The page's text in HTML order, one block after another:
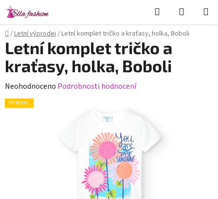
Přejít
na
obsah
Hledat
KOŠÍK
Domů
/Letní výprodej /Letní komplet tričko a kraťasy, holka, Boboli
Letní komplet tričko a
kraťasy, holka, Boboli
Průměrné
hodnocení
Neohodnoceno Podrobnosti hodnocení
VÝPRODEJ